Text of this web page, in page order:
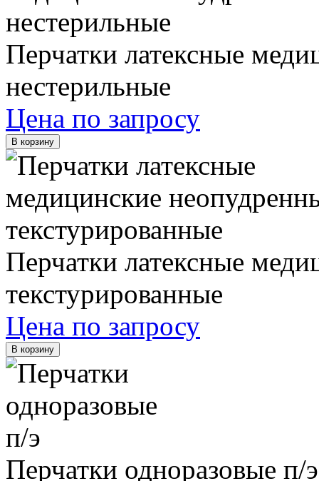
Перчатки латексные
нестерильные
Цена по запросу
В корзину
Перчатки латексные
текстурированные
Цена по запросу
В корзину
Перчатки одноразовые п/э